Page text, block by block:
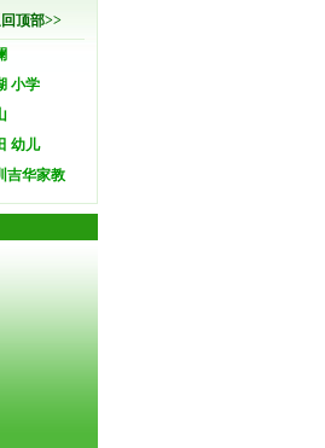
顶部>>
小学
幼儿
吉华家教